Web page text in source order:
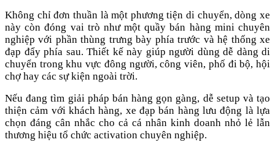
Không chỉ đơn thuần là một phương tiện di chuyển, dòng xe
này còn đóng vai trò như một quầy bán hàng mini chuyên
nghiệp với phần thùng trưng bày phía trước và hệ thống xe
đạp đẩy phía sau. Thiết kế này giúp người dùng dễ dàng di
chuyển trong khu vực đông người, công viên, phố đi bộ, hội
chợ hay các sự kiện ngoài trời.
Nếu đang tìm giải pháp bán hàng gọn gàng, dễ setup và tạo
thiện cảm với khách hàng, xe đạp bán hàng lưu động là lựa
chọn đáng cân nhắc cho cả cá nhân kinh doanh nhỏ lẻ lẫn
thương hiệu tổ chức activation chuyên nghiệp.